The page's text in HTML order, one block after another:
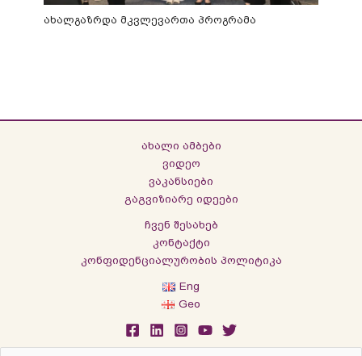
ახალგაზრდა მკვლევართა პროგრამა
ახალი ამბები
ვიდეო
ვაკანსიები
გაგვიზიარე იდეები
ჩვენ შესახებ
კონტაქტი
კონფიდენციალურობის პოლიტიკა
Eng
Geo